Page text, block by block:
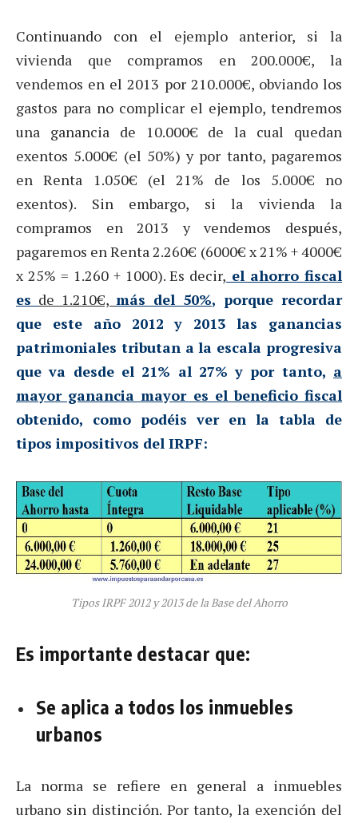
Continuando con el ejemplo anterior, si la
vivienda que compramos en 200.000€, la
vendemos en el 2013 por 210.000€, obviando los
gastos para no complicar el ejemplo, tendremos
una ganancia de 10.000€ de la cual quedan
exentos 5.000€ (el 50%) y por tanto, pagaremos
en Renta 1.050€ (el 21% de los 5.000€ no
exentos). Sin embargo, si la vivienda la
compramos en 2013 y vendemos después,
pagaremos en Renta 2.260€ (6000€ x 21% + 4000€
x 25% = 1.260 + 1000). Es decir, el ahorro fiscal
es de 1.210€, más del 50%, porque recordar
que este año 2012 y 2013 las ganancias
patrimoniales tributan a la escala progresiva
que va desde el 21% al 27% y por tanto, a
mayor ganancia mayor es el beneficio fiscal
obtenido, como podéis ver en la tabla de
tipos impositivos del IRPF:
Tipos IRPF 2012 y 2013 de la Base del Ahorro
Es importante destacar que:
Se aplica a todos los inmuebles
urbanos
La norma se refiere en general a inmuebles
urbano sin distinción. Por tanto, la exención del